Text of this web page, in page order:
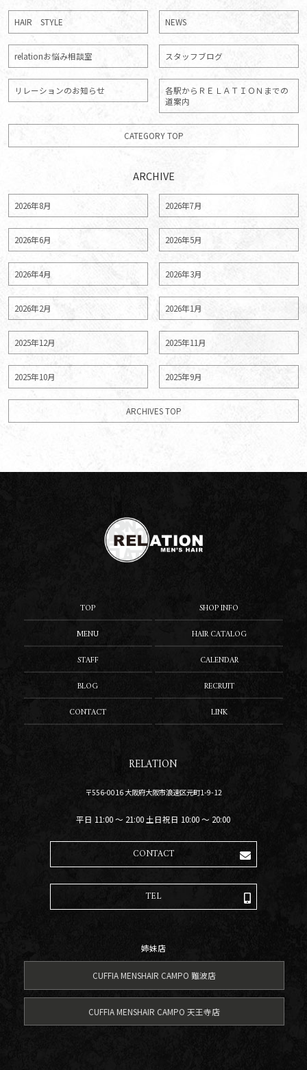
HAIR STYLE NEWS
relationお悩み相談室 スタッフブログ
リレーションのお知らせ
各駅からＲＥＬＡＴＩＯＮまでの
道案内
CATEGORY TOP
ARCHIVE
2026年8月 2026年7月
2026年6月 2026年5月
2026年4月 2026年3月
2026年2月 2026年1月
2025年12月 2025年11月
2025年10月 2025年9月
ARCHIVES TOP
TOP
SHOP INFO
MENU
HAIR CATALOG
STAFF
CALENDAR
BLOG
RECRUIT
CONTACT
LINK
RELATION
〒556-0016 大阪府大阪市浪速区元町1-9-12
平日 11:00 〜 21:00 土日祝日 10:00 〜 20:00
CONTACT
TEL
姉妹店
CUFFIA MENSHAIR CAMPO 難波店
CUFFIA MENSHAIR CAMPO 天王寺店